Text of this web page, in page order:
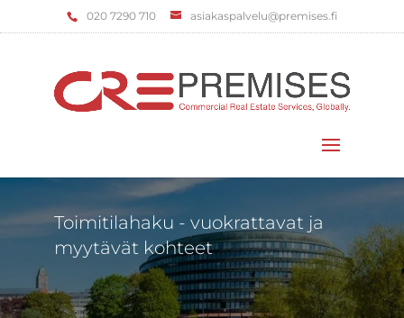
‌020 7290 710 asiakaspalvelu@premises.fi
Toimitilahaku - vuokrattavat ja
myytävät kohteet